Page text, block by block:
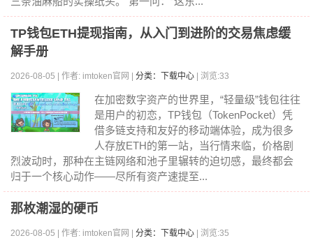
TP钱包ETH提现指南，从入门到进阶的交易焦虑缓
解手册
2026-08-05 | 作者: imtoken官网 | 分类：下载中心 | 浏览:33
在加密数字资产的世界里，“轻量级”钱包往往
是用户的初恋，TP钱包（TokenPocket）凭
借多链支持和友好的移动端体验，成为很多
人存放ETH的第一站，当行情来临，价格剧
烈波动时，那种在主链网络和池子里辗转的迫切感，最终都会
归于一个核心动作——尽所有资产速提至...
那枚潮湿的硬币
2026-08-05 | 作者: imtoken官网 | 分类：下载中心 | 浏览:35